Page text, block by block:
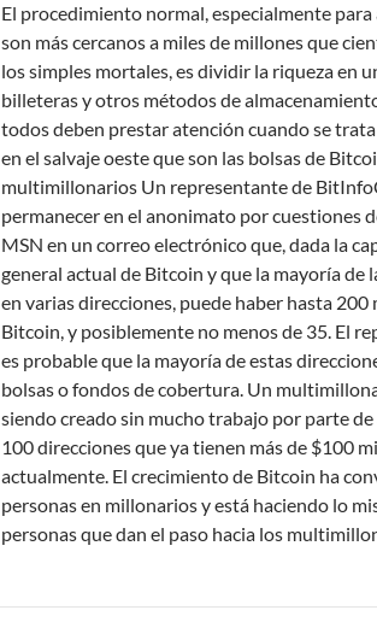
El procedimiento normal, especialmente
son más cercanos a miles de millones que
los simples mortales, es dividir la riqueza en
billeteras y otros métodos de
todos deben prestar atención cuando se
en el salvaje oeste que son las bolsas de
multimillonarios Un representante de
permanecer en el anonimato por cuestiones
MSN en un correo electrónico que, dada la
general actual de Bitcoin y que la mayoría de
en varias direcciones, puede haber hasta
Bitcoin, y posiblemente no menos de 35. El
es probable que la mayoría de estas
bolsas o fondos de cobertura. Un
siendo creado sin mucho trabajo por parte de
100 direcciones que ya tienen más de $100
actualmente. El crecimiento de Bitcoin ha
personas en millonarios y está haciendo lo
personas que dan el paso hacia los